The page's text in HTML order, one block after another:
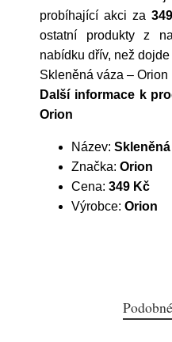
probíhající akci za
ostatní produkty z
nabídku dřív, než
Skleněná váza – Orion
Další informace k
Orion
Název:
Značka: Orion
Cena: 349 Kč
Výrobce: Orion